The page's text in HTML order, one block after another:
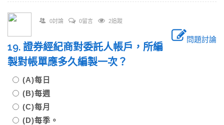
0討論 0留言 2追蹤
問題討論
19. 證券經紀商對委託人帳戶，所編
製對帳單應多久編製一次？
(A)每日
(B)每週
(C)每月
(D)每季。